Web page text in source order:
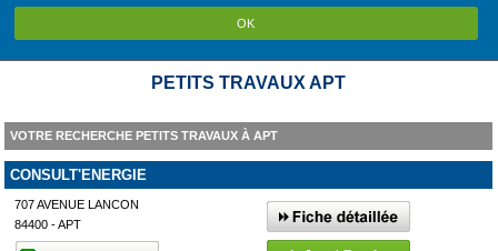
OK
PETITS TRAVAUX APT
VOTRE RECHERCHE PETITS TRAVAUX À APT
CONSULT'ENERGIE
707 AVENUE LANCON
84400 - APT